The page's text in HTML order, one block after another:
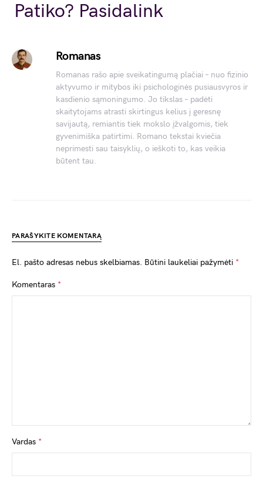
Link
Patiko? Pasidalink
Romanas
Romanas rašo apie sveikatingumą plačiai – nuo fizinio
aktyvumo ir mitybos iki psichologinės pusiausvyros ir
kasdienio sąmoningumo. Jo tikslas – padėti
skaitytojams atrasti skirtingus kelius į geresnę
savijautą, remiantis tiek mokslo įžvalgomis, tiek
gyvenimiška patirtimi. Romano tekstai kviečia
neprimesti sau taisyklių, o ieškoti to, kas veikia
būtent tau.
PARAŠYKITE KOMENTARĄ
El. pašto adresas nebus skelbiamas. Būtini laukeliai pažymėti *
Komentaras *
Vardas *